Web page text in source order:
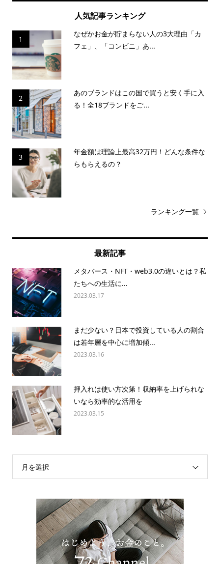
人気記事ランキング
1
なぜかお金が貯まらない人の3大理由「カ
フェ」、「コンビニ」あ...
2
あのブランドはこの国で買うと安く手に入
る！全18ブランドをご...
3
年金額は理論上最高32万円！どんな条件な
らもらえるの？
ランキング一覧
最新記事
メタバース・NFT・web3.0の違いとは？私
たちへの生活に...
2023.03.17
まだ少ない？日本で投資している人の割合
は若年層を中心に増加傾...
2023.03.16
押入れは使い方次第！収納率を上げられな
いなら効率的な活用を
2023.03.15
月を選択